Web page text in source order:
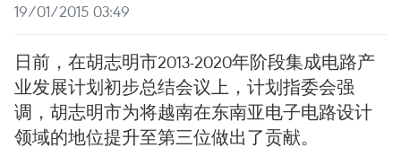
19/01/2015 03:49
日前，在胡志明市2013-2020年阶段集成电路产
业发展计划初步总结会议上，计划指委会强
调，胡志明市为将越南在东南亚电子电路设计
领域的地位提升至第三位做出了贡献。